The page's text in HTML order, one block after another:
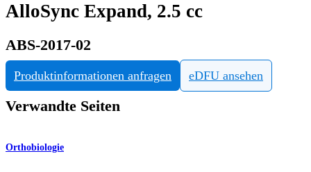
AlloSync Expand, 2.5 cc
ABS-2017-02
Produktinformationen anfragen eDFU ansehen
Verwandte Seiten
Orthobiologie